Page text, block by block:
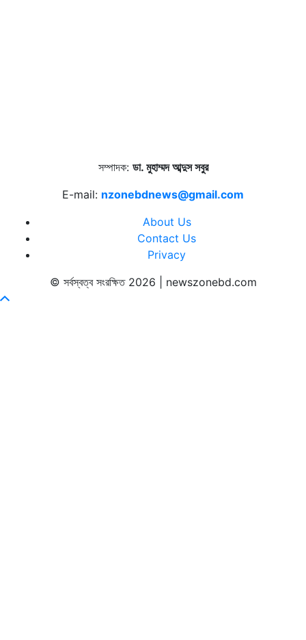
সম্পাদক: ডা. মুহাম্মদ আব্দুস সবুর
E-mail: nzonebdnews@gmail.com
About Us
Contact Us
Privacy
© সর্বস্বত্ব সংরক্ষিত 2026 | newszonebd.com